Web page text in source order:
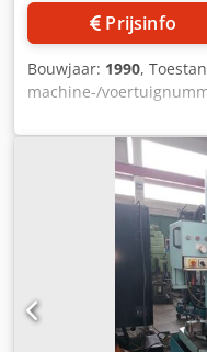
Prijsinfo
Bouwjaar: 1990,
machine-/
cirkelzaag-Ø:
snijgebied op 90°
verstek 45 ° ronde:
plein van de 45°: 160
ruimte nodig: 2650 x
Credsdbp Eqspfx Ablef